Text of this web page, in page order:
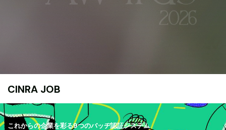
CINRA JOB
これからの企業を彩る9つのバッヂ認証システム